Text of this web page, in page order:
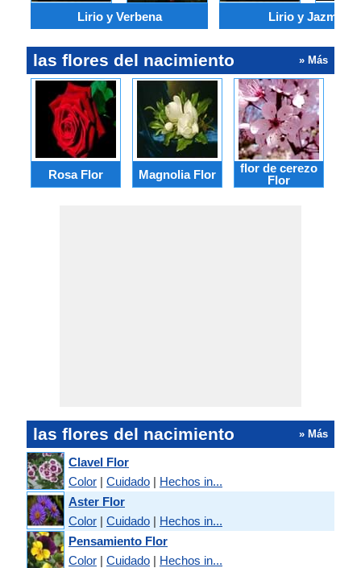
Lirio y Verbena Lirio y Jazmín
las flores del nacimiento » Más
Rosa Flor Magnolia Flor
flor de cerezo
Flor
las flores del nacimiento » Más
Clavel Flor
Color | Cuidado | Hechos in...
Aster Flor
Color | Cuidado | Hechos in...
Pensamiento Flor
Color | Cuidado | Hechos in...